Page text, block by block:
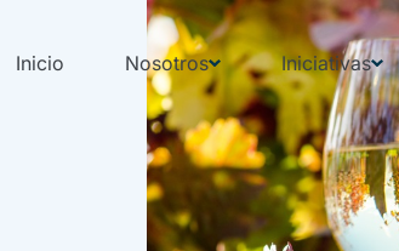
Inicio Nosotros Iniciativas